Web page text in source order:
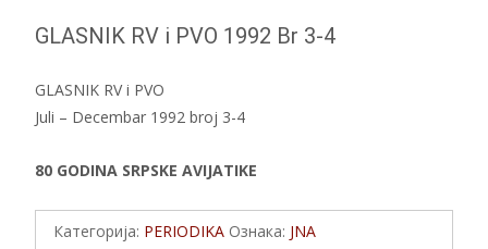
GLASNIK RV i PVO 1992 Br 3-4
GLASNIK RV i PVO
Juli – Decembar 1992 broj 3-4
80 GODINA SRPSKE AVIJATIKE
Категорија: PERIODIKA Ознака: JNA